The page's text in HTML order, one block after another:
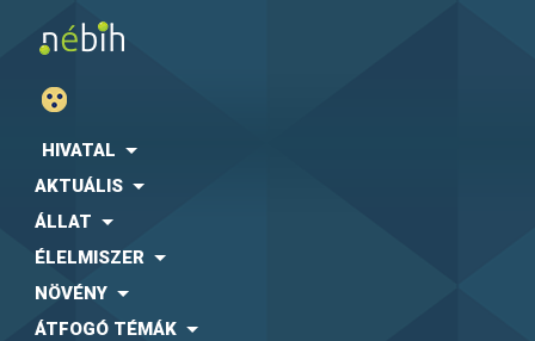
HIVATAL
AKTUÁLIS
ÁLLAT
ÉLELMISZER
NÖVÉNY
ÁTFOGÓ TÉMÁK